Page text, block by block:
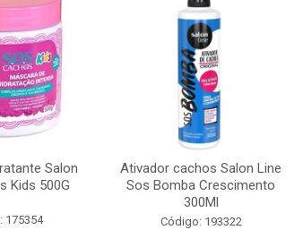
Salon
Kids 500G
175354
Ativador cachos Salon Line
Sos Bomba Crescimento
300Ml
Código: 193322